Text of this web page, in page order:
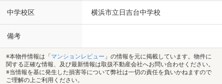
中学校区 横浜市立日吉台中学校
備考
※本物件情報は「 マンションレビュー 」の情報を元に掲載しています。物件に
関する正確な情報、及び最新情報は取扱不動産会社へお問い合わせください。
※当情報を基に発生した損害等について弊社は一切の責任を負いかねますので
ご理解の上ご利用ください。